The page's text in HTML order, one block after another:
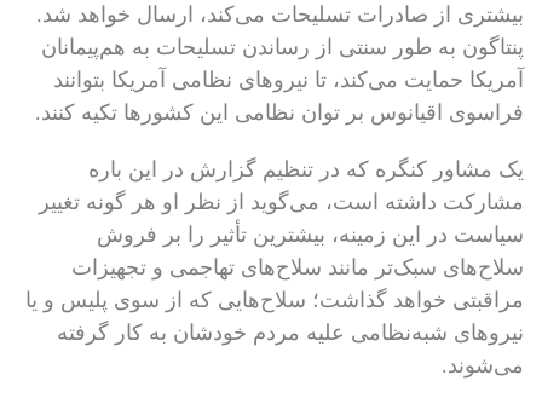
بیشتری از صادرات تسلیحات می‌کند، ارسال خواهد شد.
پنتاگون به طور سنتی از رساندن تسلیحات به هم‌پیمانان
آمریکا حمایت می‌کند، تا نیروهای نظامی آمریکا بتوانند
فراسوی اقیانوس بر توان نظامی این کشورها تکیه کنند.
یک مشاور کنگره که در تنظیم گزارش در این باره
مشارکت داشته است، می‌گوید از نظر او هر گونه تغییر
سیاست در این زمینه، بیشترین تأثیر را بر فروش
سلاح‌های سبک‌تر مانند سلاح‌های تهاجمی و تجهیزات
مراقبتی خواهد گذاشت؛ سلاح‌هایی که از سوی پلیس و یا
نیروهای شبه‌نظامی علیه مردم خودشان به کار گرفته
می‌شوند.